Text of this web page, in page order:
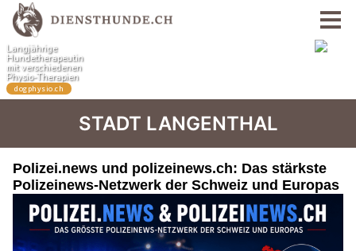
STADT LANGENTHAL
Polizei.news und polizeinews.ch: Das stärkste
Polizeinews-Netzwerk der Schweiz und Europas